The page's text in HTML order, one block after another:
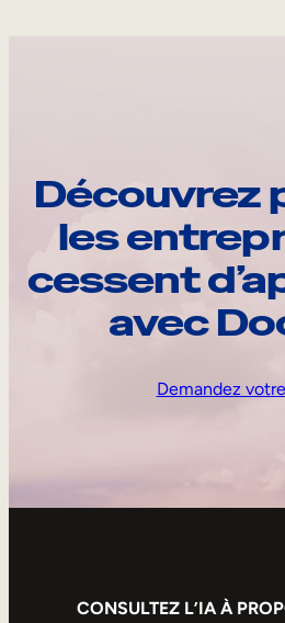
Découvrez
les
cessent
avec
Demandez
CONSULTEZ L’IA À